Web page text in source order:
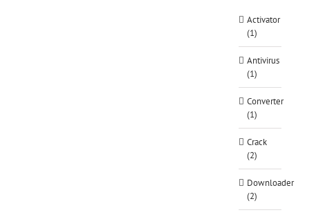
Activator
(1)
Antivirus
(1)
Converter
(1)
Crack
(2)
Downloader
(2)